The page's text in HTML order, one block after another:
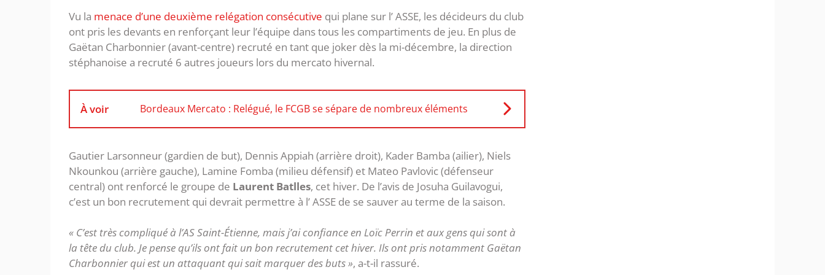
Vu la menace d’une deuxième relégation consécutive qui plane sur l’ ASSE, les décideurs du club
ont pris les devants en renforçant leur l’équipe dans tous les compartiments de jeu. En plus de
Gaëtan Charbonnier (avant-centre) recruté en tant que joker dès la mi-décembre, la direction
stéphanoise a recruté 6 autres joueurs lors du mercato hivernal.
À voir Bordeaux Mercato : Relégué, le FCGB se sépare de nombreux éléments
Gautier Larsonneur (gardien de but), Dennis Appiah (arrière droit), Kader Bamba (ailier), Niels
Nkounkou (arrière gauche), Lamine Fomba (milieu défensif) et Mateo Pavlovic (défenseur
central) ont renforcé le groupe de Laurent Batlles, cet hiver. De l’avis de Josuha Guilavogui,
c’est un bon recrutement qui devrait permettre à l’ ASSE de se sauver au terme de la saison.
« C’est très compliqué à l’AS Saint-Étienne, mais j’ai confiance en Loïc Perrin et aux gens qui sont à
la tête du club. Je pense qu’ils ont fait un bon recrutement cet hiver. Ils ont pris notamment Gaëtan
Charbonnier qui est un attaquant qui sait marquer des buts », a-t-il rassuré.